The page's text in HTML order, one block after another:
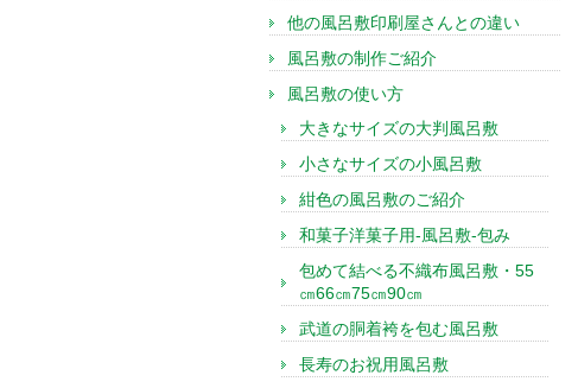
他の風呂敷印刷屋さんとの違い
風呂敷の制作ご紹介
風呂敷の使い方
大きなサイズの大判風呂敷
小さなサイズの小風呂敷
紺色の風呂敷のご紹介
和菓子洋菓子用-風呂敷-包み
包めて結べる不織布風呂敷・55
㎝66㎝75㎝90㎝
武道の胴着袴を包む風呂敷
長寿のお祝用風呂敷